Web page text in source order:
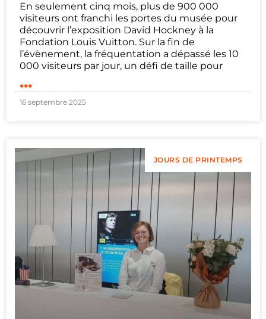
En seulement cinq mois, plus de 900 000
visiteurs ont franchi les portes du musée pour
découvrir l’exposition David Hockney à la
Fondation Louis Vuitton. Sur la fin de
l’évènement, la fréquentation a dépassé les 10
000 visiteurs par jour, un défi de taille pour
...
16 septembre 2025
JOURS DE PRINTEMPS